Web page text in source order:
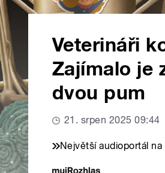
Veterináři
Zajímalo je
dvou pum
21. srpen 2025 09:44
Největší audioportál